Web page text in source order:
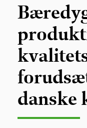
danske